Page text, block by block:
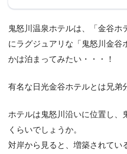
鬼怒川温泉ホテルは、「金谷ホ
にラグジュアリな「鬼怒川金谷
かは泊まってみたい・・・！
有名な日光金谷ホテルとは兄弟
ホテルは鬼怒川沿いに位置し、
くらいでしょうか。
対岸から見ると、増築されてい